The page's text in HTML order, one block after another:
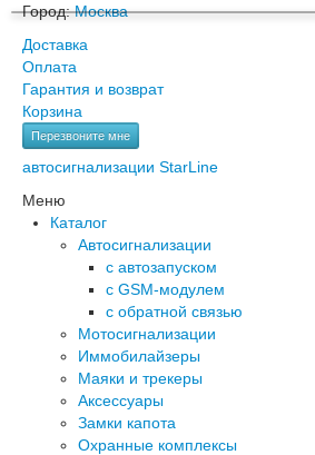
Город:Москва
Доставка
Оплата
Гарантия и возврат
Корзина
Перезвоните мне
автосигнализации StarLine
Меню
Каталог
Автосигнализации
с автозапуском
с GSM-модулем
с обратной связью
Мотосигнализации
Иммобилайзеры
Маяки и трекеры
Аксессуары
Замки капота
Охранные комплексы